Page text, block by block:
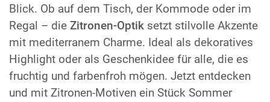
Blick. Ob auf dem Tisch, der Kommode oder im
Regal – die Zitronen-Optik setzt stilvolle Akzente
mit mediterranem Charme. Ideal als dekoratives
Highlight oder als Geschenkidee für alle, die es
fruchtig und farbenfroh mögen. Jetzt entdecken
und mit Zitronen-Motiven ein Stück Sommer